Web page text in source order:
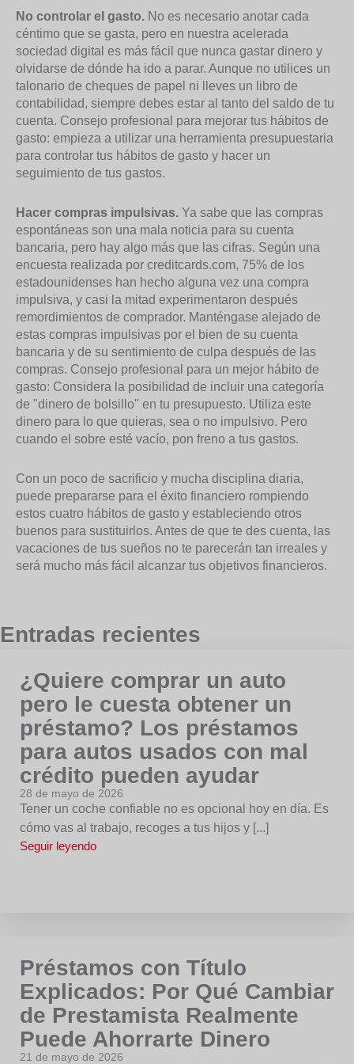
No controlar el gasto. No es necesario anotar cada
céntimo que se gasta, pero en nuestra acelerada
sociedad digital es más fácil que nunca gastar dinero y
olvidarse de dónde ha ido a parar. Aunque no utilices un
talonario de cheques de papel ni lleves un libro de
contabilidad, siempre debes estar al tanto del saldo de tu
cuenta. Consejo profesional para mejorar tus hábitos de
gasto: empieza a utilizar una herramienta presupuestaria
para controlar tus hábitos de gasto y hacer un
seguimiento de tus gastos.
Hacer compras impulsivas. Ya sabe que las compras
espontáneas son una mala noticia para su cuenta
bancaria, pero hay algo más que las cifras. Según una
encuesta realizada por creditcards.com, 75% de los
estadounidenses han hecho alguna vez una compra
impulsiva, y casi la mitad experimentaron después
remordimientos de comprador. Manténgase alejado de
estas compras impulsivas por el bien de su cuenta
bancaria y de su sentimiento de culpa después de las
compras. Consejo profesional para un mejor hábito de
gasto: Considera la posibilidad de incluir una categoría
de "dinero de bolsillo" en tu presupuesto. Utiliza este
dinero para lo que quieras, sea o no impulsivo. Pero
cuando el sobre esté vacío, pon freno a tus gastos.
Con un poco de sacrificio y mucha disciplina diaria,
puede prepararse para el éxito financiero rompiendo
estos cuatro hábitos de gasto y estableciendo otros
buenos para sustituirlos. Antes de que te des cuenta, las
vacaciones de tus sueños no te parecerán tan irreales y
será mucho más fácil alcanzar tus objetivos financieros.
Entradas recientes
¿Quiere comprar un auto
pero le cuesta obtener un
préstamo? Los préstamos
para autos usados con mal
crédito pueden ayudar
28 de mayo de 2026
Tener un coche confiable no es opcional hoy en día. Es
cómo vas al trabajo, recoges a tus hijos y [...]
Seguir leyendo
Préstamos con Título
Explicados: Por Qué Cambiar
de Prestamista Realmente
Puede Ahorrarte Dinero
21 de mayo de 2026